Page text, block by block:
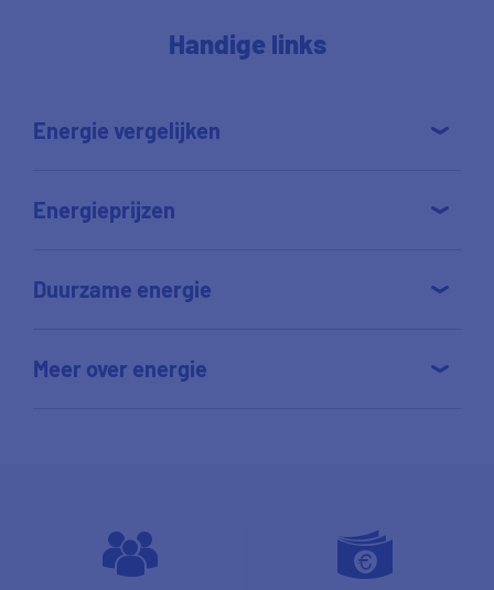
Handige links
Energie vergelijken
Energieprijzen
Duurzame energie
Meer over energie